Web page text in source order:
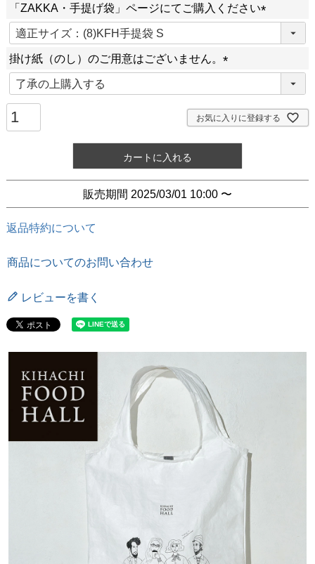
「ZAKKA・手提げ袋」ページにてご購入ください
必
掛け紙（のし）のご用意はございません。
必
須
)
お気に入りに登録する
カートに入れる
販売期間 2025/03/01 10:00 〜
返品特約について
商品についてのお問い合わせ
レビューを書く